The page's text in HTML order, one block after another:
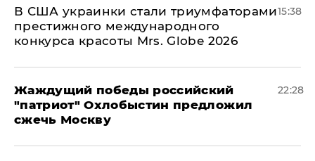
В США украинки стали триумфаторами
престижного международного
конкурса красоты Mrs. Globe 2026
15:38
Жаждущий победы российский
"патриот" Охлобыстин предложил
сжечь Москву
22:28